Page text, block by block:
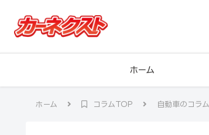
ホーム
ホーム コラムTOP 自動車のコラム